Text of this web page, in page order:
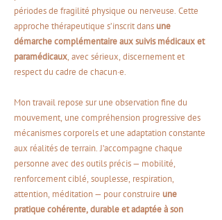
périodes de fragilité physique ou nerveuse. Cette
approche thérapeutique s’inscrit dans une
démarche complémentaire aux suivis médicaux et
paramédicaux, avec sérieux, discernement et
respect du cadre de chacun·e.
Mon travail repose sur une observation fine du
mouvement, une compréhension progressive des
mécanismes corporels et une adaptation constante
aux réalités de terrain. J’accompagne chaque
personne avec des outils précis — mobilité,
renforcement ciblé, souplesse, respiration,
attention, méditation — pour construire une
pratique cohérente, durable et adaptée à son